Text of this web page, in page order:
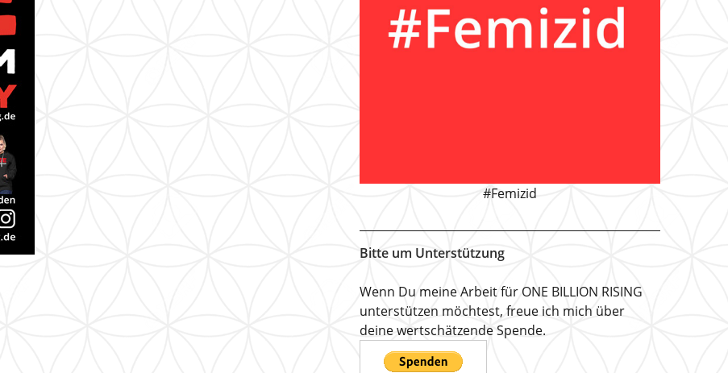
#Femizid
Bitte um Unterstützung
Wenn Du meine Arbeit für ONE BILLION RISING
unterstützen möchtest, freue ich mich über
deine wertschätzende Spende.